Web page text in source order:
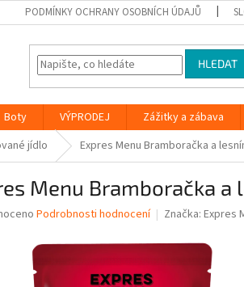
PODMÍNKY OCHRANY OSOBNÍCH ÚDAJŮ
HLEDAT
Boty VÝPRODEJ Zážitky a zábava
jídlo
Expres Menu Bramboračka a
Menu Bramboračka
Podrobnosti hodnocení Značka: Expres